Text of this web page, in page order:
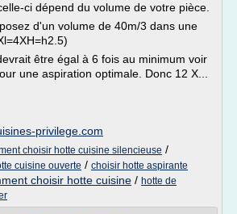
ci dépend du volume de votre pièce.
d'un volume de 40m/3 dans une
être égal à 6 fois au minimum voir
une aspiration optimale. Donc 12 X...
privilege.com
choisir hotte cuisine silencieuse /
cuisine ouverte / choisir hotte aspirante
choisir hotte cuisine / hotte de